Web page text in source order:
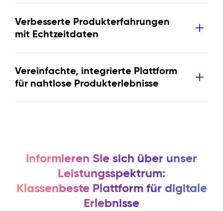
Verbesserte Produkterfahrungen
mit Echtzeitdaten
Vereinfachte, integrierte Plattform
für nahtlose Produkterlebnisse
Informieren Sie sich über unser
Leistungsspektrum:
Klassenbeste Plattform für digitale
Erlebnisse